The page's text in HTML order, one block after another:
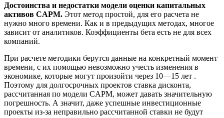
Достоинства и недостатки модели оценки капитальных
активов CAPM. Этот метод простой, для его расчета не
нужно много времени. Как и в предыдущих методах, многое
зависит от аналитиков. Коэффициенты бета есть не для всех
компаний.
При расчете методики берутся данные на конкретный момент
времени, с их помощью невозможно учесть изменения в
экономике, которые могут произойти через 10—15 лет .
Поэтому для долгосрочных проектов ставка дисконта,
рассчитанная по модели CAPM, может давать значительную
погрешность. А значит, даже успешные инвестиционные
проекты из-за неправильно рассчитанной ставки не будут